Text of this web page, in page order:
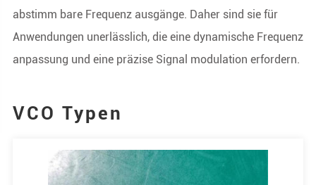
abstimm bare Frequenz ausgänge. Daher sind sie für
Anwendungen unerlässlich, die eine dynamische Frequenz
anpassung und eine präzise Signal modulation erfordern.
VCO Typen